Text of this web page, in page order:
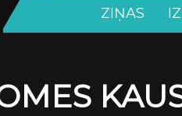
ZIŅAS